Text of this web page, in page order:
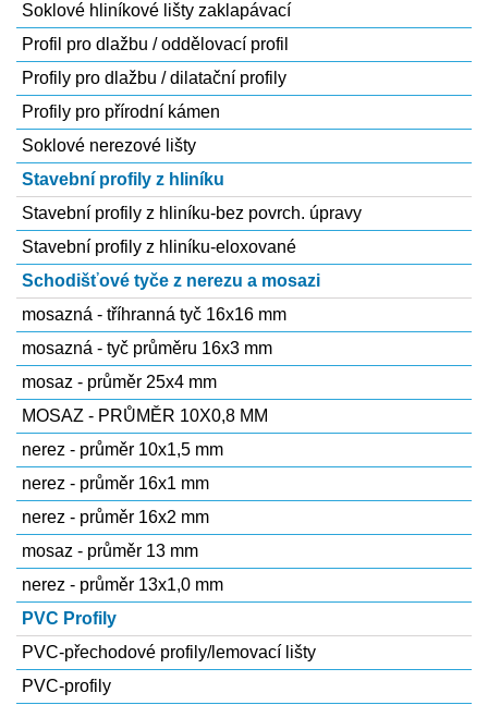
Soklové hliníkové lišty zaklapávací
Profil pro dlažbu / oddělovací profil
Profily pro dlažbu / dilatační profily
Profily pro přírodní kámen
Soklové nerezové lišty
Stavební profily z hliníku
Stavební profily z hliníku-bez povrch. úpravy
Stavební profily z hliníku-eloxované
Schodišťové tyče z nerezu a mosazi
mosazná - tříhranná tyč 16x16 mm
mosazná - tyč průměru 16x3 mm
mosaz - průměr 25x4 mm
MOSAZ - PRŮMĚR 10X0,8 MM
nerez - průměr 10x1,5 mm
nerez - průměr 16x1 mm
nerez - průměr 16x2 mm
mosaz - průměr 13 mm
nerez - průměr 13x1,0 mm
PVC Profily
PVC-přechodové profily/lemovací lišty
PVC-profily